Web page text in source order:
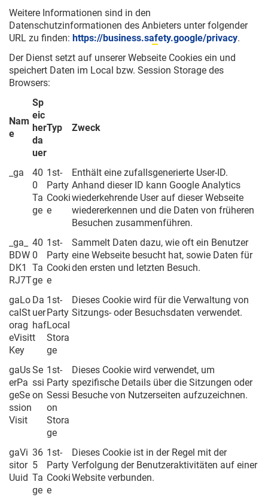
Weitere Informationen sind in den
Datenschutzinformationen des Anbieters unter folgender
URL zu finden: https://business.safety.google/privacy.
Der Dienst setzt auf unserer Webseite Cookies ein und
speichert Daten im Local bzw. Session Storage des
Browsers:
Nam
e
Sp
eic
her
da
uer
Typ Zweck
_ga
40
0
Ta
ge
1st-
Party
Cooki
e
Enthält eine zufallsgenerierte User-ID.
Anhand dieser ID kann Google Analytics
wiederkehrende User auf dieser Webseite
wiedererkennen und die Daten von früheren
Besuchen zusammenführen.
_ga_
BDW
DK1
RJ7T
40
0
Ta
ge
1st-
Party
Cooki
e
Sammelt Daten dazu, wie oft ein Benutzer
eine Webseite besucht hat, sowie Daten für
den ersten und letzten Besuch.
gaLo
calSt
orag
eVisit
Key
Da
uer
haf
t
1st-
Party
Local
Stora
ge
Dieses Cookie wird für die Verwaltung von
Sitzungs- oder Besuchsdaten verwendet.
gaUs
erPa
geSe
ssion
Visit
Se
ssi
on
1st-
Party
Sessi
on
Stora
ge
Dieses Cookie wird verwendet, um
spezifische Details über die Sitzungen oder
Besuche von Nutzerseiten aufzuzeichnen.
gaVi
sitor
Uuid
36
5
Ta
ge
1st-
Party
Cooki
e
Dieses Cookie ist in der Regel mit der
Verfolgung der Benutzeraktivitäten auf einer
Website verbunden.